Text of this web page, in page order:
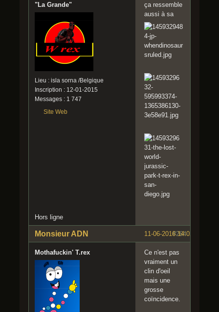
"La Grande"
Lieu : isla sorna /Belgique
Inscription : 12-01-2015
Messages : 1 747
Site Web
ça ressemble
aussi à sa
Hors ligne
#264
11-06-2016 14:02:57
Monsieur ADN
Mothafuckin' T.rex
Ce n'est pas
vraiment un
clin d'oeil
mais une
grosse
coïncidence.